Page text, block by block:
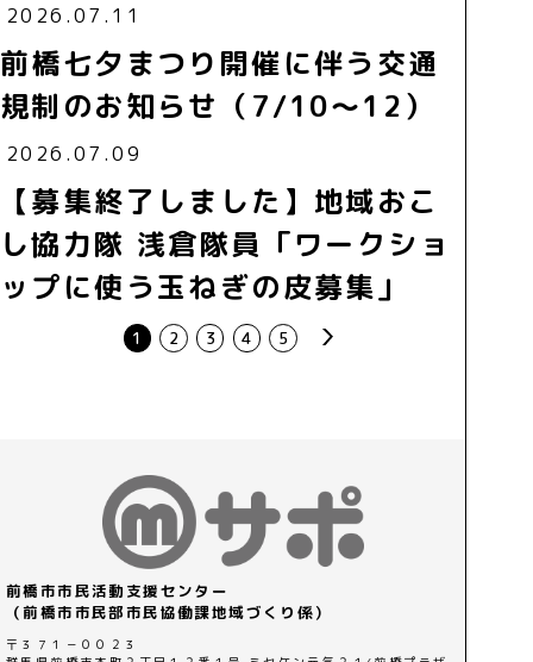
2026.07.11
前橋七夕まつり開催に伴う交通
規制のお知らせ（7/10～12）
2026.07.09
【募集終了しました】地域おこ
し協力隊 浅倉隊員「ワークショ
ップに使う玉ねぎの皮募集」
1 2 3 4 5 next
前橋市市民活動支援センター
（前橋市市民部市民協働課地域づくり係）
〒３７１－００２３